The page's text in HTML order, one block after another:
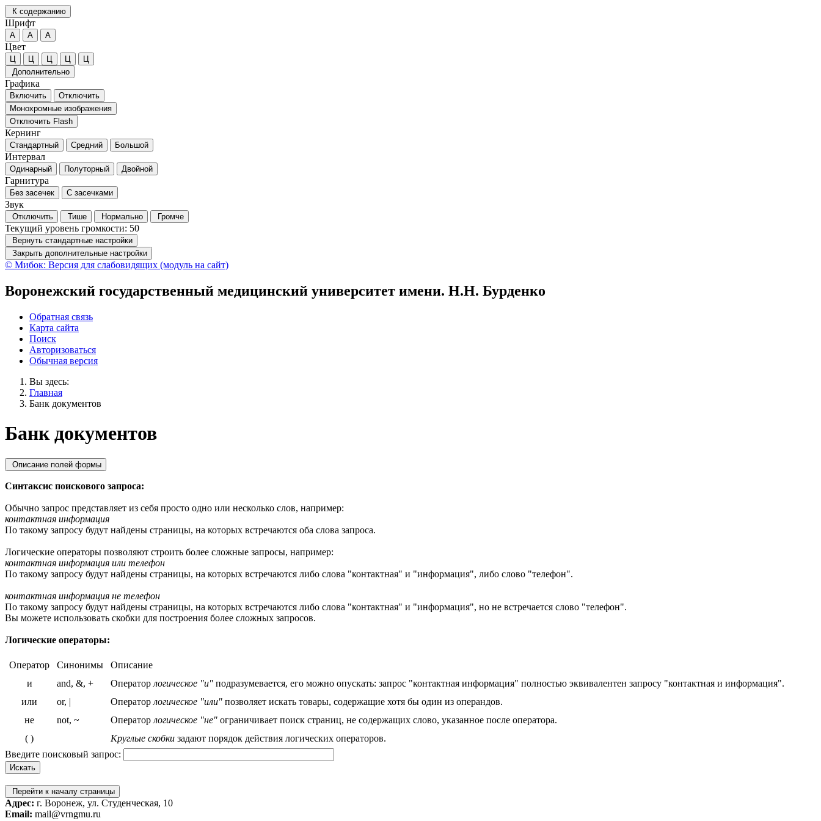
К содержанию
Шрифт
А А А
Цвет
Ц Ц Ц Ц
Ц
Дополнительно
Графика
Включить
Отключить
Монохромные изображения
Отключить Flash
Кернинг
Стандартный Средний Большой
Интервал
Одинарный Полуторный Двойной
Гарнитура
Без засечек С засечками
Звук
Отключить Тише Нормально Громче
Текущий уровень громкости: 50
Вернуть стандартные настройки
Закрыть дополнительные настройки
© Мибок: Версия для слабовидящих (модуль на сайт)
Воронежский государственный медицинский университет имени. Н.Н. Бурденко
Обратная связь
Карта сайта
Поиск
Авторизоваться
Обычная версия
Вы здесь:
Главная
Банк документов
Банк документов
Описание полей формы
Синтаксис поискового запроса:
Обычно запрос представляет из себя просто одно или несколько слов, например:
контактная информация
По такому запросу будут найдены страницы, на которых встречаются оба слова запроса.
Логические операторы позволяют строить более сложные запросы, например:
контактная информация или телефон
По такому запросу будут найдены страницы, на которых встречаются либо слова "контактная" и "информация", либо слово "телефон".
контактная информация не телефон
По такому запросу будут найдены страницы, на которых встречаются либо слова "контактная" и "информация", но не встречается слово "телефон".
Вы можете использовать скобки для построения более сложных запросов.
Логические операторы:
Оператор Синонимы
Описание
и
and, &, + Оператор логическое "и" подразумевается, его можно опускать: запрос "контактная информация" полностью эквивалентен запросу "контактная и информация".
или
or, | Оператор логическое "или" позволяет искать товары, содержащие хотя бы один из операндов.
не
not, ~ Оператор логическое "не" ограничивает поиск страниц, не содержащих слово, указанное после оператора.
( )
Круглые скобки задают порядок действия логических операторов.
Введите поисковый запрос:
Перейти к началу страницы
Адрес: г. Воронеж, ул. Студенческая, 10
Email: mail@vrngmu.ru